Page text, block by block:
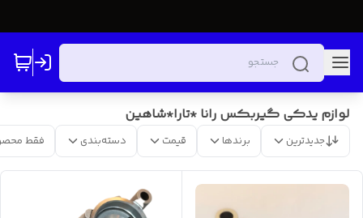
لوازم‌ یدکی گیربکس رانا *تارا*شاهین
جدیدترین برندها قیمت دسته‌بندی فقط